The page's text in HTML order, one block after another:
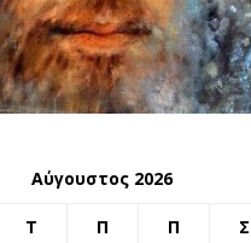
Αύγουστος 2026
Τ Π Π Σ